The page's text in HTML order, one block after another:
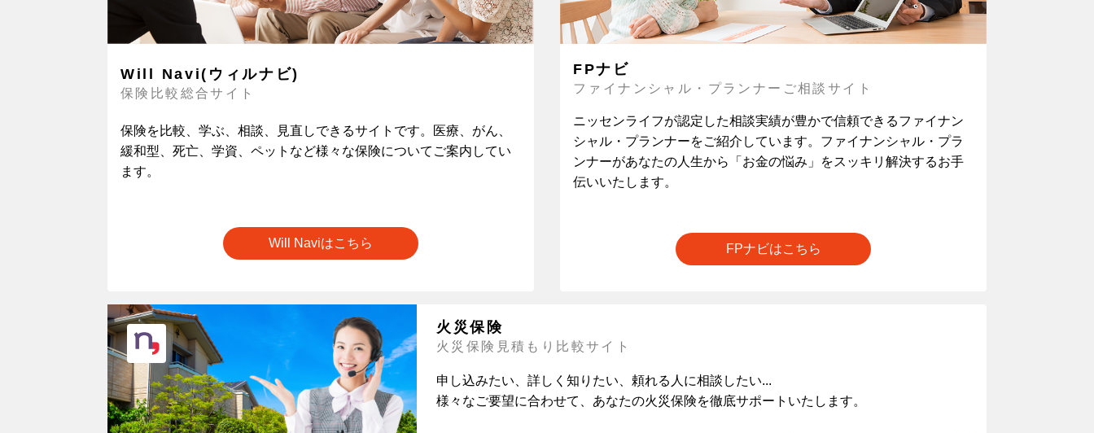
Will Navi(ウィルナビ)
保険比較総合サイト
保険を比較、学ぶ、相談、見直しできるサイトです。医療、がん、
緩和型、死亡、学資、ペットなど様々な保険についてご案内してい
ます。
Will Naviはこちら
FPナビ
ファイナンシャル・プランナーご相談サイト
ニッセンライフが認定した相談実績が豊かで信頼できるファイナン
シャル・プランナーをご紹介しています。ファイナンシャル・プラ
ンナーがあなたの人生から「お金の悩み」をスッキリ解決するお手
伝いいたします。
FPナビはこちら
火災保険
火災保険見積もり比較サイト
申し込みたい、詳しく知りたい、頼れる人に相談したい...
様々なご要望に合わせて、あなたの火災保険を徹底サポートいたします。